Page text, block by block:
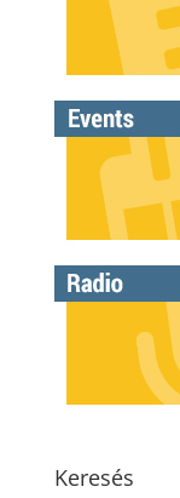
Keresés